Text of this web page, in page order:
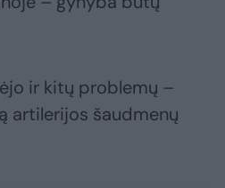
ir kitų problemų –
artilerijos šaudmenų